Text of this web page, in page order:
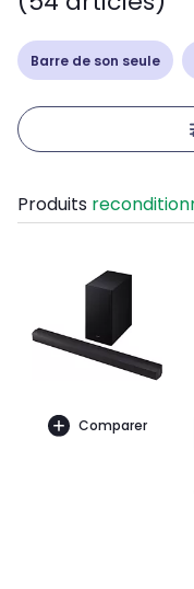
Barre de son seule
Produits
Comparer